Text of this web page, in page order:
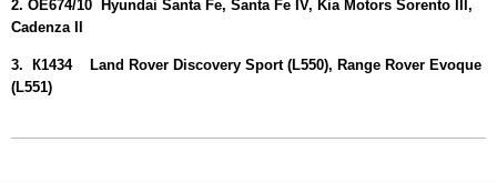
2. ОЕ674/10 Hyundai Santa Fe, Santa Fe IV, Kia Motors Sorento III,
Cadenza II
3. К1434 Land Rover Discovery Sport (L550), Range Rover Evoque
(L551)